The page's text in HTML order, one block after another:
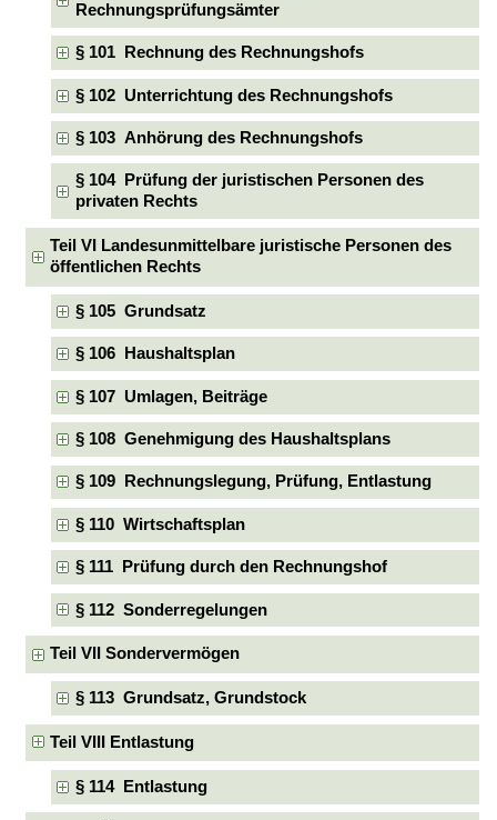
Rechnungsprüfungsämter
§ 101 Rechnung des Rechnungshofs
§ 102 Unterrichtung des Rechnungshofs
§ 103 Anhörung des Rechnungshofs
§ 104 Prüfung der juristischen Personen des
privaten Rechts
Teil VI Landesunmittelbare juristische Personen des
öffentlichen Rechts
§ 105 Grundsatz
§ 106 Haushaltsplan
§ 107 Umlagen, Beiträge
§ 108 Genehmigung des Haushaltsplans
§ 109 Rechnungslegung, Prüfung, Entlastung
§ 110 Wirtschaftsplan
§ 111 Prüfung durch den Rechnungshof
§ 112 Sonderregelungen
Teil VII Sondervermögen
§ 113 Grundsatz, Grundstock
Teil VIII Entlastung
§ 114 Entlastung